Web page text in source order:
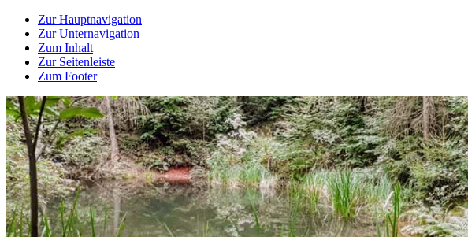
Zur Hauptnavigation
Zur Unternavigation
Zum Inhalt
Zur Seitenleiste
Zum Footer